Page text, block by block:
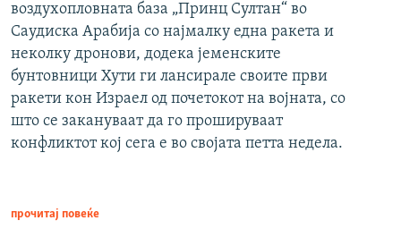
воздухопловната база „Принц Султан“ во
Саудиска Арабија со најмалку една ракета и
неколку дронови, додека јеменските
бунтовници Хути ги лансирале своите први
ракети кон Израел од почетокот на војната, со
што се закануваат да го прошируваат
конфликтот кој сега е во својата петта недела.
прочитај повеќе